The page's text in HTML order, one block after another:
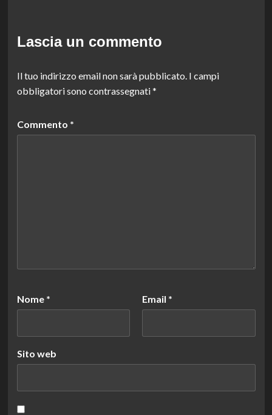
Lascia un commento
Il tuo indirizzo email non sarà pubblicato. I campi
obbligatori sono contrassegnati*
Commento *
Nome * Email *
Sito web